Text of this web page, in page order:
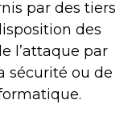
par des tiers
des
l’attaque par
sécurité ou de